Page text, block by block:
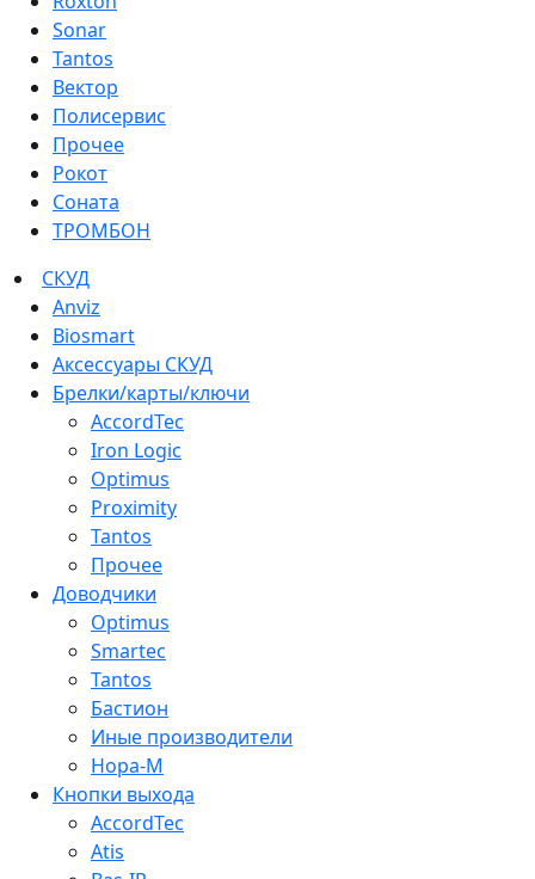
Sonar
Tantos
Вектор
Полисервис
Прочее
Рокот
Соната
ТРОМБОН
СКУД
Anviz
Biosmart
Аксессуары СКУД
Брелки/карты/ключи
AccordTec
Iron Logic
Optimus
Proximity
Tantos
Прочее
Доводчики
Optimus
Smartec
Tantos
Бастион
Иные производители
Нора-М
Кнопки выхода
AccordTec
Atis